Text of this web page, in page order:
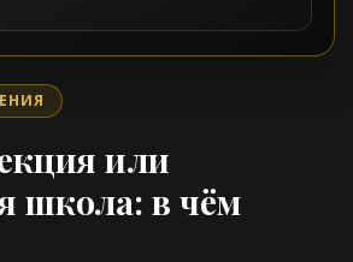
или
школа: в чём